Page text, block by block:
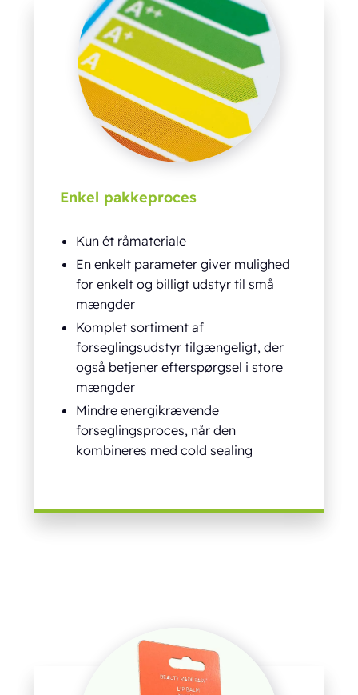
Enkel pakkeproces
Kun ét råmateriale
En enkelt parameter giver mulighed
for enkelt og billigt udstyr til små
mængder
Komplet sortiment af
forseglingsudstyr tilgængeligt, der
også betjener efterspørgsel i store
mængder
Mindre energikrævende
forseglingsproces, når den
kombineres med cold sealing